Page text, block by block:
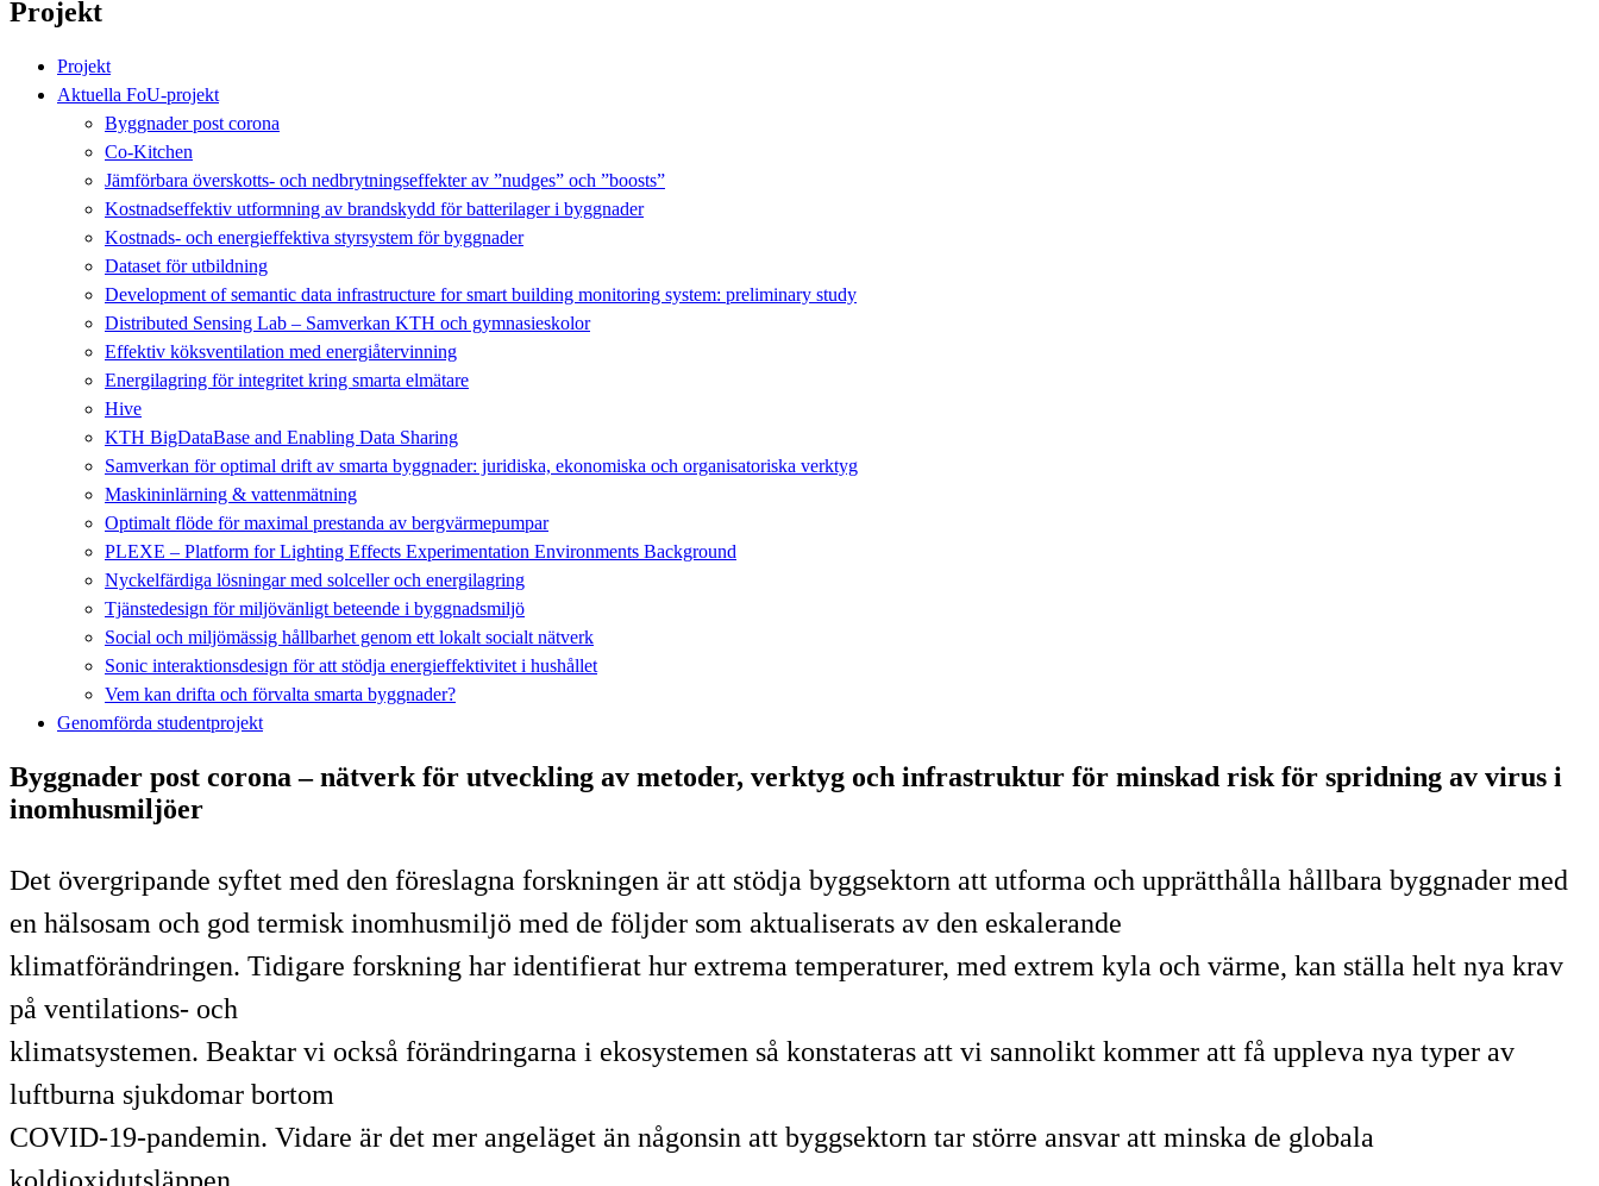
Projekt
Projekt
Aktuella FoU-projekt
Byggnader post corona
Co-Kitchen
Jämförbara överskotts- och nedbrytningseffekter av ”nudges” och ”boosts”
Kostnadseffektiv utformning av brandskydd för batterilager i byggnader
Kostnads- och energieffektiva styrsystem för byggnader
Dataset för utbildning
Development of semantic data infrastructure for smart building monitoring system: preliminary study
Distributed Sensing Lab – Samverkan KTH och gymnasieskolor
Effektiv köksventilation med energiåtervinning
Energilagring för integritet kring smarta elmätare
Hive
KTH BigDataBase and Enabling Data Sharing
Samverkan för optimal drift av smarta byggnader: juridiska, ekonomiska och organisatoriska verktyg
Maskininlärning & vattenmätning
Optimalt flöde för maximal prestanda av bergvärmepumpar
PLEXE – Platform for Lighting Effects Experimentation Environments Background
Nyckelfärdiga lösningar med solceller och energilagring
Tjänstedesign för miljövänligt beteende i byggnadsmiljö
Social och miljömässig hållbarhet genom ett lokalt socialt nätverk
Sonic interaktionsdesign för att stödja energieffektivitet i hushållet
Vem kan drifta och förvalta smarta byggnader?
Genomförda studentprojekt
Byggnader post corona – nätverk för utveckling av metoder, verktyg och infrastruktur för minskad risk för spridning av virus i
inomhusmiljöer
Det övergripande syftet med den föreslagna forskningen är att stödja byggsektorn att utforma och upprätthålla hållbara byggnader med
en hälsosam och god termisk inomhusmiljö med de följder som aktualiserats av den eskalerande
klimatförändringen. Tidigare forskning har identifierat hur extrema temperaturer, med extrem kyla och värme, kan ställa helt nya krav
på ventilations- och
klimatsystemen. Beaktar vi också förändringarna i ekosystemen så konstateras att vi sannolikt kommer att få uppleva nya typer av
luftburna sjukdomar bortom
COVID-19-pandemin. Vidare är det mer angeläget än någonsin att byggsektorn tar större ansvar att minska de globala
koldioxidutsläppen